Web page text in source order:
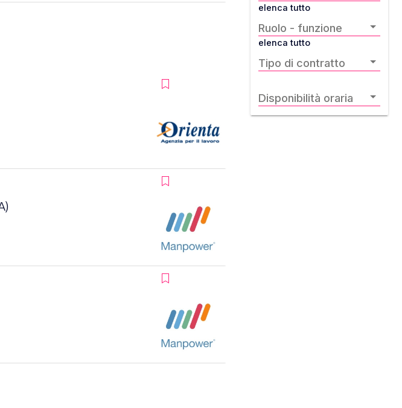
elenca tutto
Ruolo - funzione
elenca tutto
Tipo di contratto
Disponibilità oraria